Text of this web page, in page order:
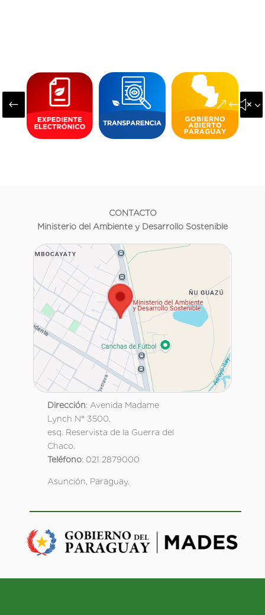
#
CONTACTO
Ministerio del Ambiente y Desarrollo Sostenible
Dirección: Avenida Madame
Lynch N° 3500.
esq. Reservista de la Guerra del
Chaco.
Teléfono: 021 2879000
Asunción, Paraguay.